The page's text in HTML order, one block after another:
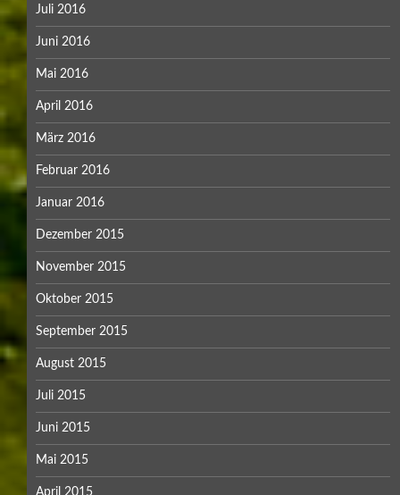
Juli 2016
Juni 2016
Mai 2016
April 2016
März 2016
Februar 2016
Januar 2016
Dezember 2015
November 2015
Oktober 2015
September 2015
August 2015
Juli 2015
Juni 2015
Mai 2015
April 2015